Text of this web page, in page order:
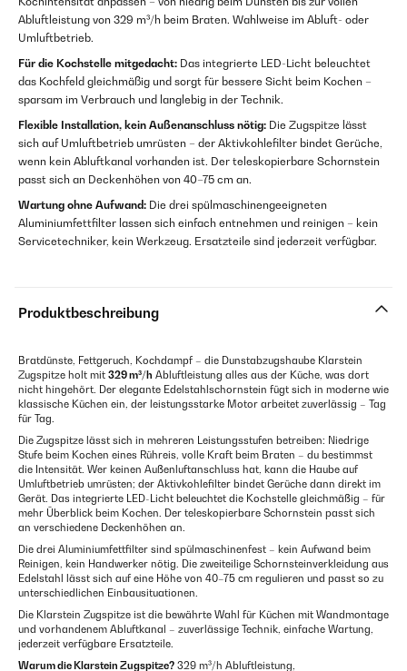
Abluftleistung von 329 m³/h beim Braten. Wahlweise im Abluft- oder
Umluftbetrieb.
Für die Kochstelle mitgedacht: Das integrierte LED-Licht beleuchtet
das Kochfeld gleichmäßig und sorgt für bessere Sicht beim Kochen –
sparsam im Verbrauch und langlebig in der Technik.
Flexible Installation, kein Außenanschluss nötig: Die Zugspitze lässt
sich auf Umluftbetrieb umrüsten – der Aktivkohlefilter bindet Gerüche,
wenn kein Abluftkanal vorhanden ist. Der teleskopierbare Schornstein
passt sich an Deckenhöhen von 40–75 cm an.
Wartung ohne Aufwand: Die drei spülmaschinengeeigneten
Aluminiumfettfilter lassen sich einfach entnehmen und reinigen – kein
Servicetechniker, kein Werkzeug. Ersatzteile sind jederzeit verfügbar.
Produktbeschreibung
Bratdünste, Fettgeruch, Kochdampf – die Dunstabzugshaube Klarstein
Zugspitze holt mit 329 m³/h Abluftleistung alles aus der Küche, was dort
nicht hingehört. Der elegante Edelstahlschornstein fügt sich in moderne wie
klassische Küchen ein, der leistungsstarke Motor arbeitet zuverlässig – Tag
für Tag.
Die Zugspitze lässt sich in mehreren Leistungsstufen betreiben: Niedrige
Stufe beim Kochen eines Rühreis, volle Kraft beim Braten – du bestimmst
die Intensität. Wer keinen Außenluftanschluss hat, kann die Haube auf
Umluftbetrieb umrüsten; der Aktivkohlefilter bindet Gerüche dann direkt im
Gerät. Das integrierte LED-Licht beleuchtet die Kochstelle gleichmäßig – für
mehr Überblick beim Kochen. Der teleskopierbare Schornstein passt sich
an verschiedene Deckenhöhen an.
Die drei Aluminiumfettfilter sind spülmaschinenfest – kein Aufwand beim
Reinigen, kein Handwerker nötig. Die zweiteilige Schornsteinverkleidung aus
Edelstahl lässt sich auf eine Höhe von 40–75 cm regulieren und passt so zu
unterschiedlichen Einbausituationen.
Die Klarstein Zugspitze ist die bewährte Wahl für Küchen mit Wandmontage
und vorhandenem Abluftkanal – zuverlässige Technik, einfache Wartung,
jederzeit verfügbare Ersatzteile.
Warum die Klarstein Zugspitze? 329 m³/h Abluftleistung,